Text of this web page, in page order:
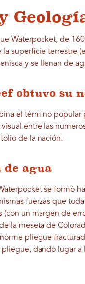
Waterpocket, de
superficie terrestre
y se llenan de
obtuvo su
el término popular
entre las
de la nación.
de agua
se formó
fuerzas que
(con un margen de
la meseta de
pliegue
dando lugar a